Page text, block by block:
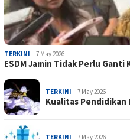
TERKINI 7 May 2026
ESDM Jamin Tidak Perlu
TERKINI 7 May 2026
Kualitas
TERKINI 7 May 2026